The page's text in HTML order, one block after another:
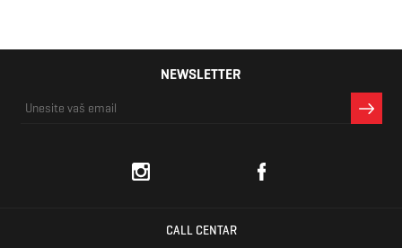
NEWSLETTER
CALL CENTAR